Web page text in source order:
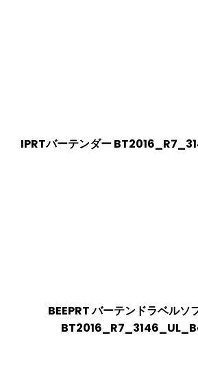
IPRTバーテンダー
BEEPRT バーテンドラベルソ